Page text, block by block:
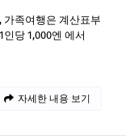
가족여행은 계산표부
당 1,000엔 에서
자세한 내용 보기